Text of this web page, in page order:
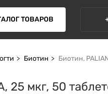
ТОВАРОВ
Биотин Биотин,
25 мкг, 50